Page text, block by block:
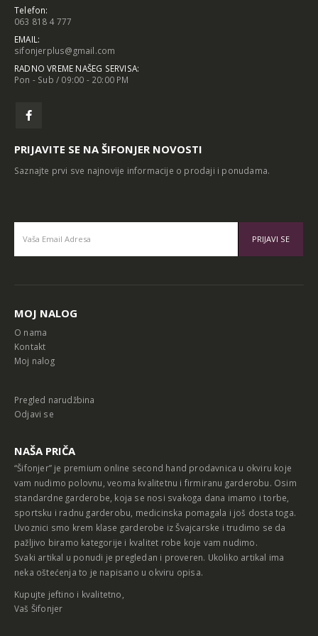
Telefon:
063 818 4 777
EMAIL:
sifonjerplus@gmail.com
RADNO VREME NAŠEG SERVISA:
Pon - Sub / 09:00 - 20:00 PM
PRIJAVITE SE NA ŠIFONJER NOVOSTI
Saznajte prvi sve najnovije informacije o prodaji i ponudama.
MOJ NALOG
O nama
Kontakt
Moj nalog
Pregled narudžbina
Odjavi se
NAŠA PRIČA
“Šifonjer” je premium online second hand prodavnica u okviru koje
vam nudimo polovnu, veoma kvalitetnu i firmiranu garderobu. Osim
standardne garderobe, koja se nosi svakoga dana imamo i torbe,
sportsku i radnu garderobu, medicinska pomagala i još dosta toga.
Uvoznici smo krem klase garderobe iz Švajcarske i trudimo se da
pažljivo biramo kategorije i kvalitet robe koje vam nudimo.
Svaki artikal u ponudi je pregledan i proveren. Ukoliko artikal ima
neka oštećenja to je napisano u okviru opisa.
Kupujte jeftino i kvalitetno,
Vaš Šifonjer